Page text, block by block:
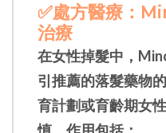
✅處方醫療：
治療
在女性掉髮中，
引推薦的落髮藥物
育計劃或育齡期女